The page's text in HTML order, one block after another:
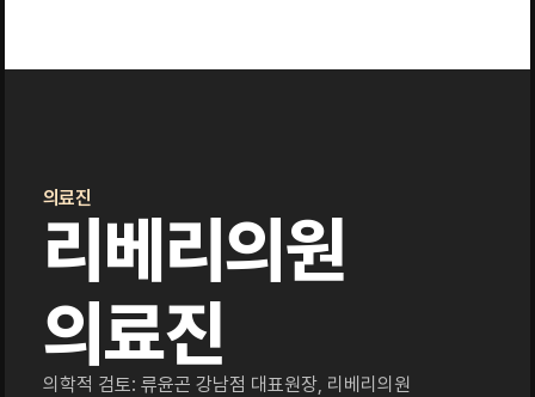
의료진
리베리의원
의료진
의학적 검토: 류윤곤 강남점 대표원장, 리베리의원